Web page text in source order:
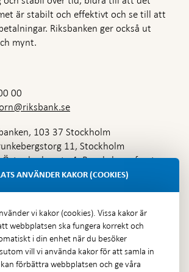
är stabilt och effektivt och se till att
Riksbanken ger också ut
mynt.
00
103 37 Stockholm
11, Stockholm
Östra kyrkogata 4, Brunkebergsfaret,
-
ANVÄNDER KAKOR (COOKIES)
vi kakor (cookies). Vissa kakor är
webbplatsen ska fungera korrekt och
i din enhet när du besöker
vill vi använda kakor för att samla in
förbättra webbplatsen och ge våra